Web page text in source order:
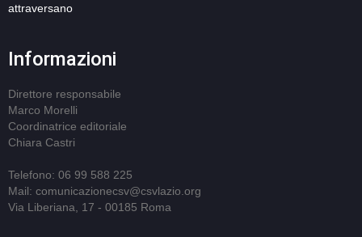
attraversano
Informazioni
Direttore responsabile
Marco Morelli
Coordinatrice editoriale
Chiara Castri
Telefono: 06 99 588 225
Mail: comunicazionecsv@csvlazio.org
Via Liberiana, 17 - 00185 Roma